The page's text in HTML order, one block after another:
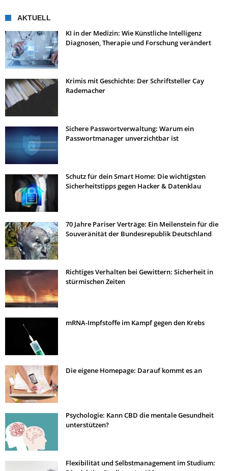
AKTUELL
KI in der Medizin: Wie Künstliche Intelligenz
Diagnosen, Therapie und Forschung verändert
Krimis mit Geschichte: Der Schriftsteller Cay
Rademacher
Sichere Passwortverwaltung: Warum ein
Passwortmanager unverzichtbar ist
Schutz für dein Smart Home: Die wichtigsten
Sicherheitstipps gegen Hacker & Datenklau
70 Jahre Pariser Verträge: Ein Meilenstein für die
Souveränität der Bundesrepublik Deutschland
Richtiges Verhalten bei Gewittern: Sicherheit in
stürmischen Zeiten
mRNA-Impfstoffe im Kampf gegen den Krebs
Die eigene Homepage: Darauf kommt es an
Psychologie: Kann CBD die mentale Gesundheit
unterstützen?
Flexibilität und Selbstmanagement im Studium: